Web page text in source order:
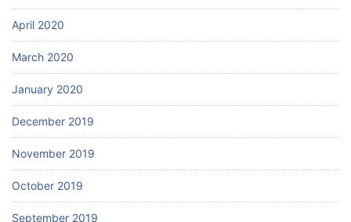
April 2020
March 2020
January 2020
December 2019
November 2019
October 2019
September 2019